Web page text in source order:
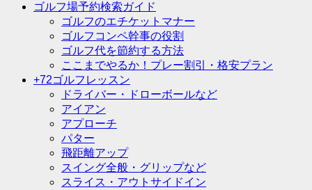
ゴルフ場予約検索ガイド
ゴルフのエチケットマナー
ゴルフコンペ幹事の役割
ゴルフ代を節約する方法
ここまでやるか！プレー割引・格安プラン
+72ゴルフレッスン
ドライバー・ドローボールなど
アイアン
アプローチ
パター
飛距離アップ
スイング全般・グリップなど
スライス・アウトサイドイン